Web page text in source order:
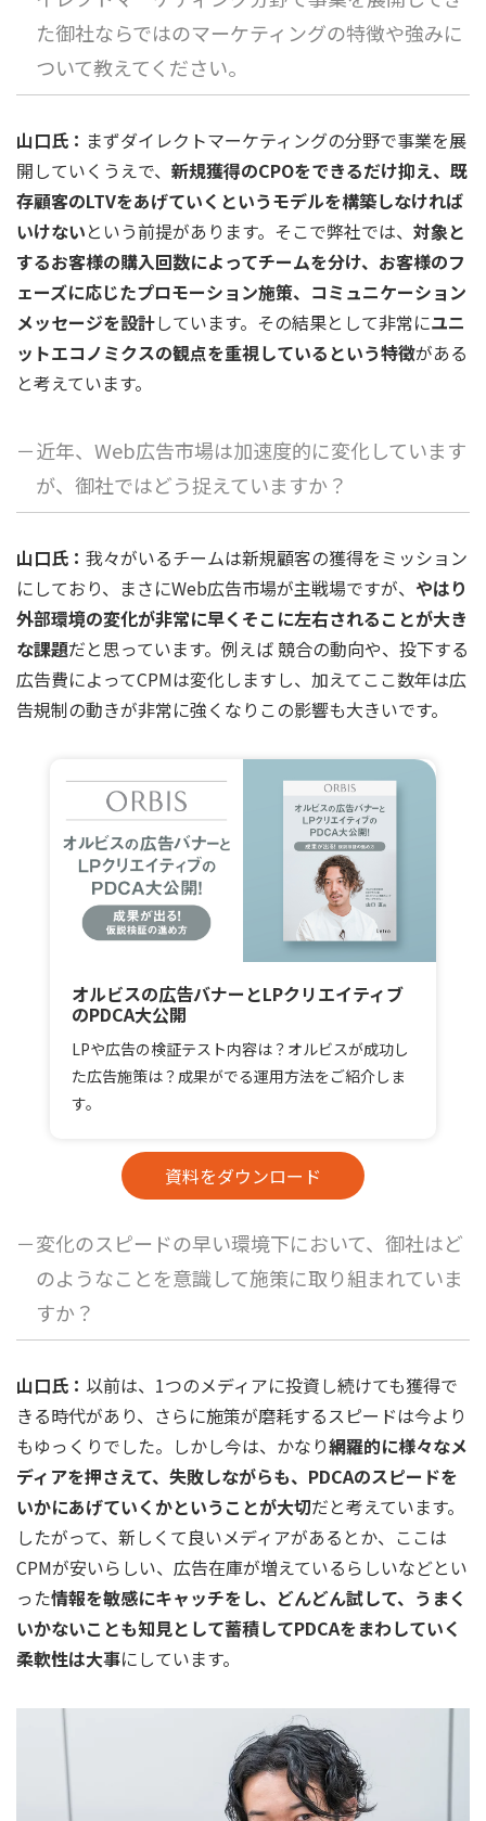
た御社ならではのマーケティングの特徴や強みに
ついて教えてください。
山口氏： まずダイレクトマーケティングの分野で事業を展
開していくうえで、 新規獲得のCPOをできるだけ抑え、既
存顧客のLTVをあげていくというモデルを構築しなければ
いけないという前提があります。そこで弊社では、 対象と
するお客様の購入回数によってチームを分け、お客様のフ
ェーズに応じたプロモーション施策、コミュニケーション
メッセージを設計しています。その結果として非常にユニ
ットエコノミクスの観点を重視しているという特徴がある
と考えています。
－近年、Web広告市場は加速度的に変化しています
が、御社ではどう捉えていますか？
山口氏： 我々がいるチームは新規顧客の獲得をミッション
にしており、まさにWeb広告市場が主戦場ですが、 やはり
外部環境の変化が非常に早くそこに左右されることが大き
な課題だと思っています。例えば 競合の動向や、投下する
広告費によってCPMは変化しますし、加えてここ数年は広
告規制の動きが非常に強くなりこの影響も大きいです。
オルビスの広告バナーとLPクリエイティブ
のPDCA大公開
LPや広告の検証テスト内容は？オルビスが成功し
た広告施策は？成果がでる運用方法をご紹介しま
す。
資料をダウンロード
－変化のスピードの早い環境下において、御社はど
のようなことを意識して施策に取り組まれていま
すか？
山口氏： 以前は、1つのメディアに投資し続けても獲得で
きる時代があり、さらに施策が磨耗するスピードは今より
もゆっくりでした。しかし今は、かなり網羅的に様々なメ
ディアを押さえて、失敗しながらも、PDCAのスピードを
いかにあげていくかということが大切だと考えています。
したがって、新しくて良いメディアがあるとか、ここは
CPMが安いらしい、広告在庫が増えているらしいなどとい
った情報を敏感にキャッチをし、どんどん試して、うまく
いかないことも知見として蓄積してPDCAをまわしていく
柔軟性は大事にしています。